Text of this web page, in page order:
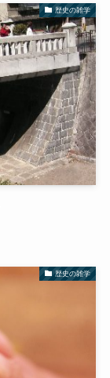
歴史の雑学
歴史の雑学